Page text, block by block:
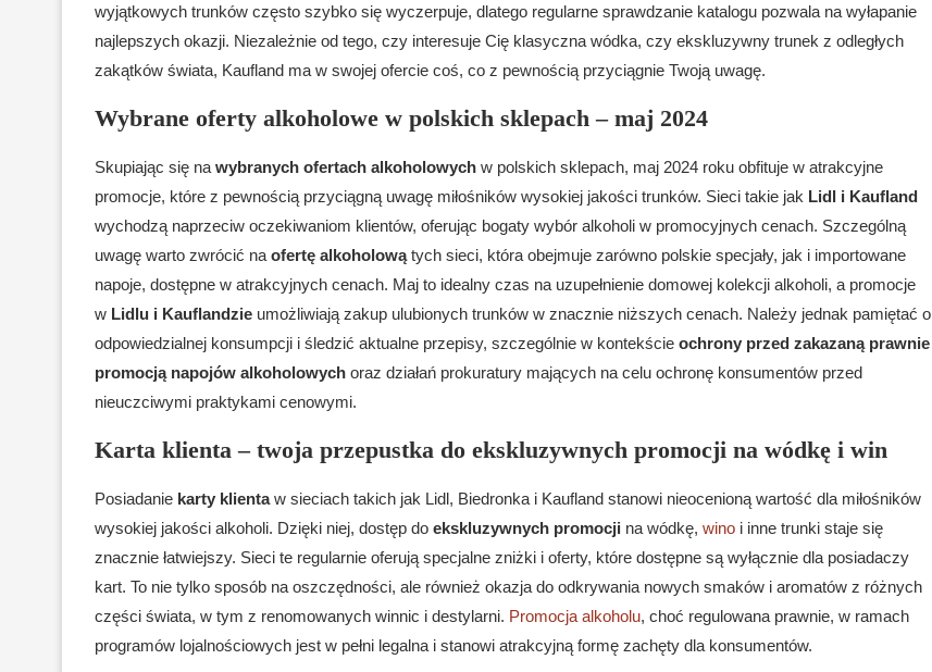
wyjątkowych trunków często szybko się wyczerpuje, dlatego regularne sprawdzanie katalogu pozwala na wyłapanie
najlepszych okazji. Niezależnie od tego, czy interesuje Cię klasyczna wódka, czy ekskluzywny trunek z odległych
zakątków świata, Kaufland ma w swojej ofercie coś, co z pewnością przyciągnie Twoją uwagę.
Wybrane oferty alkoholowe w polskich sklepach – maj 2024
Skupiając się na wybranych ofertach alkoholowych w polskich sklepach, maj 2024 roku obfituje w atrakcyjne
promocje, które z pewnością przyciągną uwagę miłośników wysokiej jakości trunków. Sieci takie jak Lidl i Kaufland
wychodzą naprzeciw oczekiwaniom klientów, oferując bogaty wybór alkoholi w promocyjnych cenach. Szczególną
uwagę warto zwrócić na ofertę alkoholowątych sieci, która obejmuje zarówno polskie specjały, jak i importowane
napoje, dostępne w atrakcyjnych cenach. Maj to idealny czas na uzupełnienie domowej kolekcji alkoholi, a promocje
w Lidlu i Kauflandzie umożliwiają zakup ulubionych trunków w znacznie niższych cenach. Należy jednak pamiętać o
odpowiedzialnej konsumpcji i śledzić aktualne przepisy, szczególnie w kontekście ochrony przed zakazaną prawnie
promocją napojów alkoholowych oraz działań prokuratury mających na celu ochronę konsumentów przed
nieuczciwymi praktykami cenowymi.
Karta klienta – twoja przepustka do ekskluzywnych promocji na wódkę i win
Posiadanie karty klientaw sieciach takich jak Lidl, Biedronka i Kaufland stanowi nieocenioną wartość dla miłośników
wysokiej jakości alkoholi. Dzięki niej, dostęp do ekskluzywnych promocji na wódkę, wino i inne trunki staje się
znacznie łatwiejszy. Sieci te regularnie oferują specjalne zniżki i oferty, które dostępne są wyłącznie dla posiadaczy
kart. To nie tylko sposób na oszczędności, ale również okazja do odkrywania nowych smaków i aromatów z różnych
części świata, w tym z renomowanych winnic i destylarni. Promocja alkoholu, choć regulowana prawnie, w ramach
programów lojalnościowych jest w pełni legalna i stanowi atrakcyjną formę zachęty dla konsumentów.